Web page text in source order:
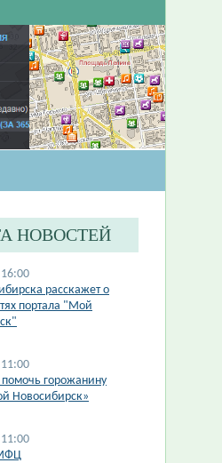
НОВОСТЕЙ
расскажет о
портала "Мой
горожанину
Новосибирск»